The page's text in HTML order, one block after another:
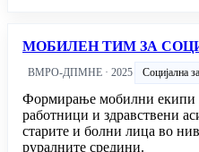
МОБИЛЕН ТИМ ЗА
ВМРО-ДПМНЕ · 2025 Социјална
Формирање мобилни екипи
работници и здравствени
старите и болни лица во
руралните средини.